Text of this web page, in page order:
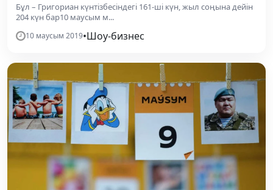
Бұл – Григориан күнтізбесіндегі 161-ші күн, жыл соңына дейін
204 күн бар10 маусым м...
10 маусым 2019•Шоу-бизнес